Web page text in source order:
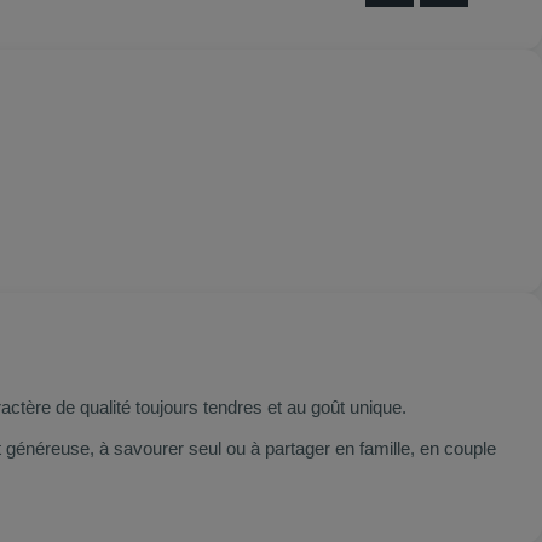
de qualité toujours tendres et au goût unique.
à savourer seul ou à partager en famille, en couple